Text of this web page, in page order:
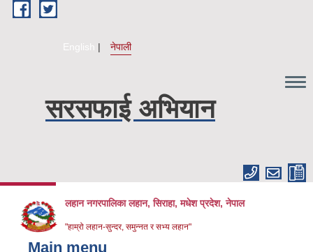
Skip to main content
English नेपाली
सरसफाई अभियान
लहान नगरपालिका लहान, सिराहा, मधेश प्रदेश, नेपाल
"हाम्रो लहान-सुन्दर, समुन्नत र सभ्य लहान"
Main menu